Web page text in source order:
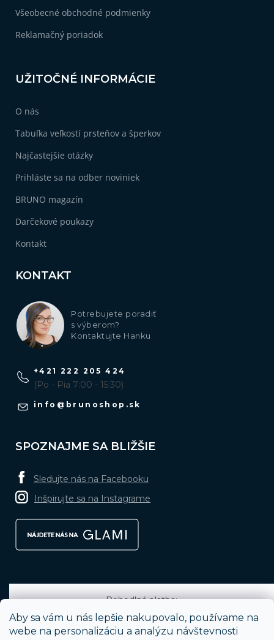
Aby sa vám u nás lepšie nakupovalo, používame na
webe na personalizáciu a analýzu návštevnosti
Všeobecné obchodné podmienky
Reklamačný poriadok
UŽITOČNÉ INFORMÁCIE
O nás
Tabuľka veľkostí prsteňov a šperkov
Najčastejšie otázky
Prihláste sa na odber noviniek
BRUNO magazín
Darčekové poukazy
Kontakt
KONTAKT
Potrebujete poradiť
s výberom?
Kontaktujte Hanku
info @ brunoshop.sk
+421 222 205 424
(Po - Pia 7:00 - 15:30)
SPOZNAJME SA BLIŽŠIE
Sledujte nás na Facebooku
Inšpirujte sa na Instagrame
Pohodlná platba: